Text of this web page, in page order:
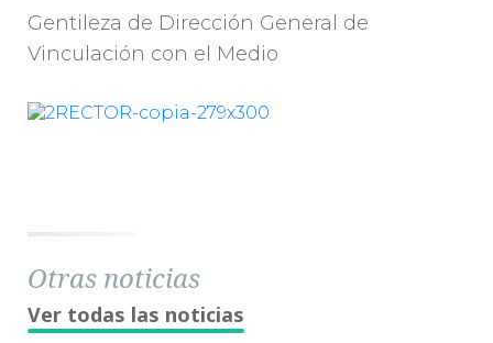
Gentileza de Dirección General de
Vinculación con el Medio
Otras noticias
Ver todas las noticias